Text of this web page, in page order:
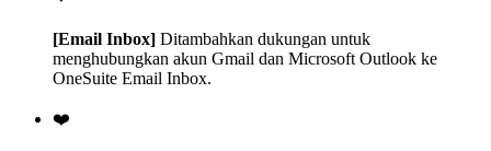
[Email Inbox] Ditambahkan dukungan untuk
menghubungkan akun Gmail dan Microsoft Outlook ke
OneSuite Email Inbox.
❤️